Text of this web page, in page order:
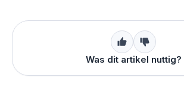
Was dit artikel nuttig?